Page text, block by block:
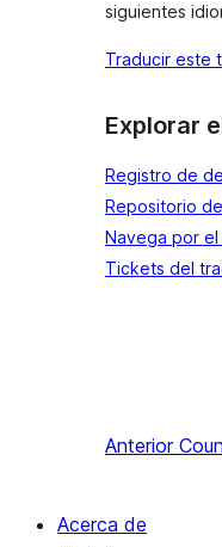
siguientes
Traducir este
Explorar
Registro de
Repositorio
Navega por el
Tickets del
Anterior
Acerca de